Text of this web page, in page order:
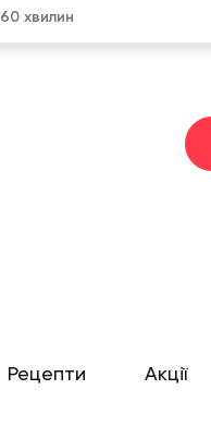
60 хвилин
Рецепти Акції